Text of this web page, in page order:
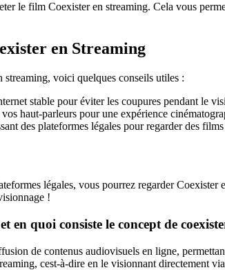
le film Coexister en streaming. Cela vous
en Streaming
voici quelques conseils utiles :
stable pour éviter les coupures pendant le
haut-parleurs pour une expérience
des plateformes légales pour regarder des
légales, vous pourrez regarder
!
en quoi consiste le concept de
de contenus audiovisuels en ligne,
cest-à-dire en le visionnant directement